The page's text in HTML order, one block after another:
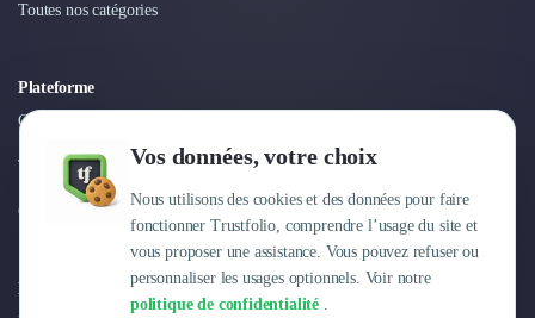
Vos données, votre choix
Nous utilisons des cookies et des données pour faire
fonctionner Trustfolio, comprendre l’usage du site et
vous proposer une assistance. Vous pouvez refuser ou
personnaliser les usages optionnels. Voir notre
politique de confidentialité .
Toutes nos catégories
Plateforme
Connexion
Tarifs
Centre d'aide
Entreprise